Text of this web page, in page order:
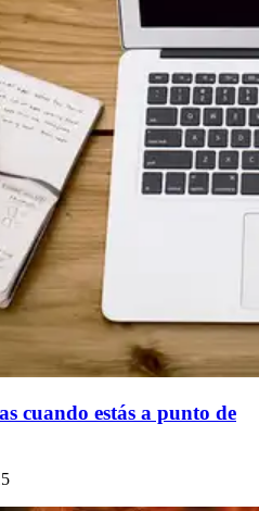
cuando estás a punto de